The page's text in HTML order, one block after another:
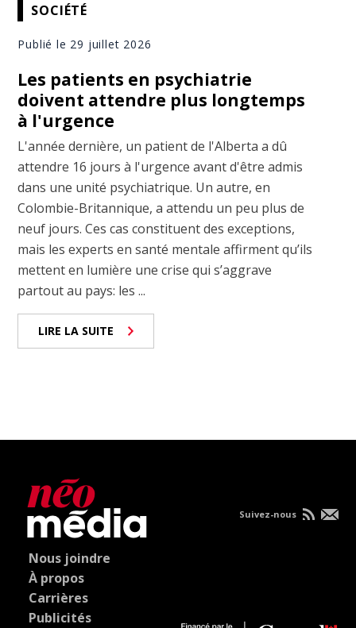
SOCIÉTÉ
Publié le 29 juillet 2026
Les patients en psychiatrie
doivent attendre plus longtemps
à l'urgence
L'année dernière, un patient de l'Alberta a dû
attendre 16 jours à l'urgence avant d'être admis
dans une unité psychiatrique. Un autre, en
Colombie-Britannique, a attendu un peu plus de
neuf jours. Ces cas constituent des exceptions,
mais les experts en santé mentale affirment qu’ils
mettent en lumière une crise qui s’aggrave
partout au pays: les ...
LIRE LA SUITE
Nous joindre
À propos
Carrières
Publicités
Suivez-nous